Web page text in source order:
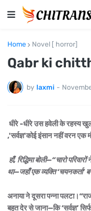
Home Novel [ horror]
Qabr ki
by laxmi -
धीरे -धीरे उस हवेली के रहस्य
,'सर्वज्ञ'कोई इंसान नहीं वरन एक
हाँ, रिद्धिमा बोली—“चारो
था—जहाँ एक व्यक्ति
अनाया ने दूसरा पन्ना
बहुत देर से जाना—कि ‘सर्वज्ञ’